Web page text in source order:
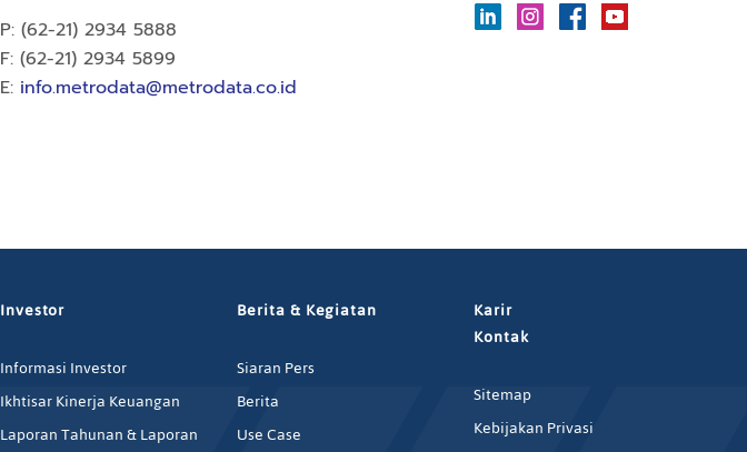
P: (62-21) 2934 5888
F: (62-21) 2934 5899
E: info.metrodata@metrodata.co.id
Investor
Informasi Investor
Ikhtisar Kinerja Keuangan
Laporan Tahunan & Laporan
Berita & Kegiatan
Siaran Pers
Berita
Use Case
Karir
Kontak
Sitemap
Kebijakan Privasi